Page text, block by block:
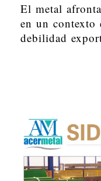
El metal
en un contexto
debilidad